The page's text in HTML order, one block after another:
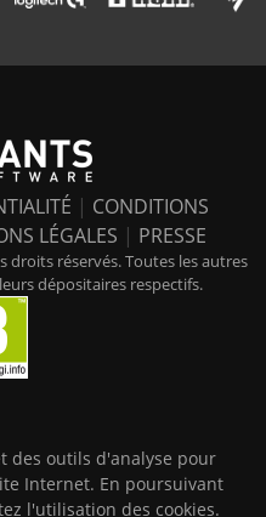
| CONDITIONS
LÉGALES | PRESSE
droits réservés. Toutes les autres
dépositaires respectifs.
des outils d'analyse pour
Internet. En poursuivant
l'utilisation des cookies.